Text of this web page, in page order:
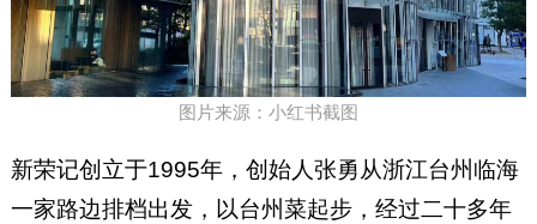
图片来源：小红书截图
新荣记创立于1995年，创始人张勇从浙江台州临海
一家路边排档出发，以台州菜起步，经过二十多年